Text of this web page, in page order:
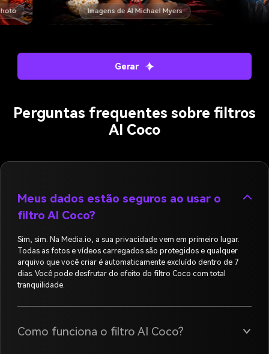
Fotos de Aichachi
Gerar
Perguntas frequentes sobre filtros
AI Coco
Meus dados estão seguros ao usar o
filtro AI Coco?
Sim, sim. Na Media.io, a sua privacidade vem em primeiro lugar.
Todas as fotos e vídeos carregados são protegidos e qualquer
arquivo que você criar é automaticamente excluído dentro de 7
dias. Você pode desfrutar do efeito do filtro Coco com total
tranquilidade.
Como funciona o filtro AI Coco?